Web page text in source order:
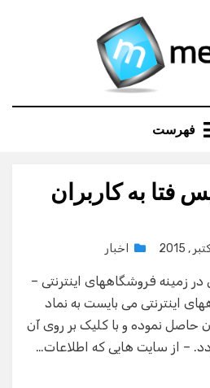
فهرست
فتا به کاربران
اخبار
در زمینه فروشگاههای اینترنتی –
اینترنتی می بایست به نماد
حاصل نموده و با کلیک بر روی آن
– از سایت هایی که اطلاعات…